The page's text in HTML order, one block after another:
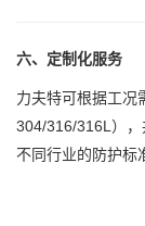
六、定制化服务
力夫特可根据工况
304/316/316L）
不同行业的防护标